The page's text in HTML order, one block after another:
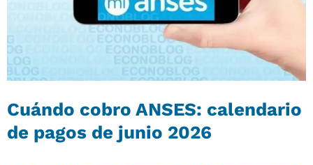
Cuándo cobro ANSES: calendario
de pagos de junio 2026